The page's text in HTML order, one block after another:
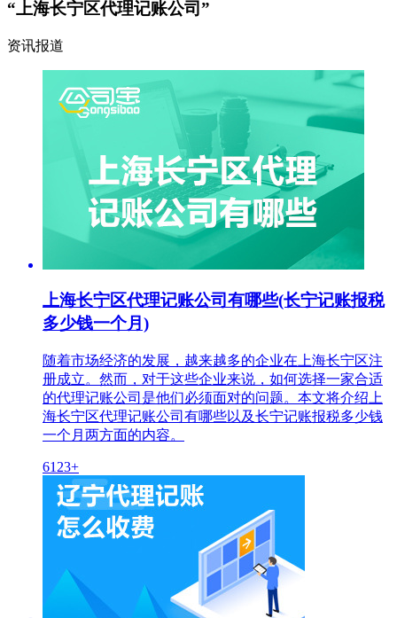
“上海长宁区代理记账公司”
资讯报道
上海长宁区代理记账公司有哪些(长宁记账报税
多少钱一个月)
随着市场经济的发展，越来越多的企业在上海长宁区注
册成立。然而，对于这些企业来说，如何选择一家合适
的代理记账公司是他们必须面对的问题。本文将介绍上
海长宁区代理记账公司有哪些以及长宁记账报税多少钱
一个月两方面的内容。
6123+